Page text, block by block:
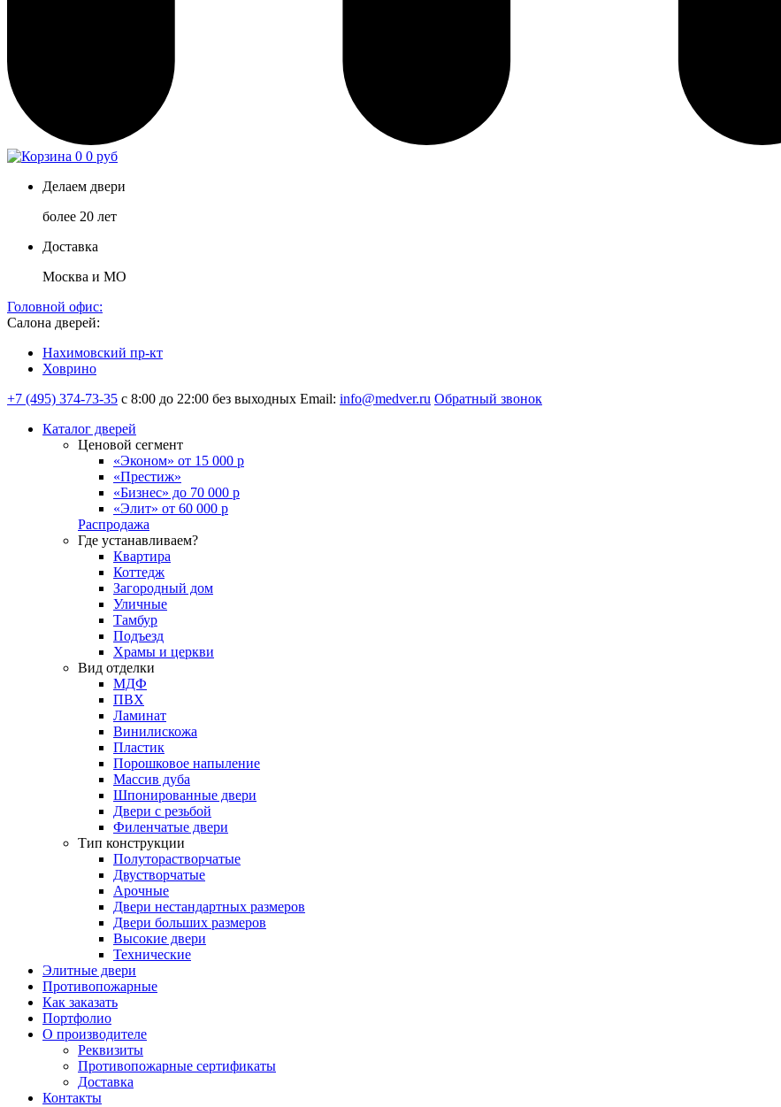
0 0 руб
Делаем двери
более 20 лет
Доставка
Москва и МО
Головной офис:
Салона дверей:
Нахимовский пр-кт
Ховрино
+7 (495) 374-73-35 с 8:00 до 22:00 без выходных Email: info@medver.ru Обратный звонок
Каталог дверей
Ценовой сегмент
«Эконом» от 15 000 р
«Престиж»
«Бизнес» до 70 000 р
«Элит» от 60 000 р
Распродажа
Где устанавливаем?
Квартира
Коттедж
Загородный дом
Уличные
Тамбур
Подъезд
Храмы и церкви
Вид отделки
МДФ
ПВХ
Ламинат
Винилискожа
Пластик
Порошковое напыление
Массив дуба
Шпонированные двери
Двери с резьбой
Филенчатые двери
Тип конструкции
Полуторастворчатые
Двустворчатые
Арочные
Двери нестандартных размеров
Двери больших размеров
Высокие двери
Технические
Элитные двери
Противопожарные
Как заказать
Портфолио
О производителе
Реквизиты
Противопожарные сертификаты
Доставка
Контакты